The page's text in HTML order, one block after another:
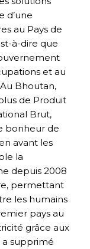
d’une
au Pays de
à-dire que
et au
Bhoutan,
de Produit
Brut,
bonheur de
avant les
la
depuis 2008
permettant
les humains
pays au
grâce aux
a supprimé